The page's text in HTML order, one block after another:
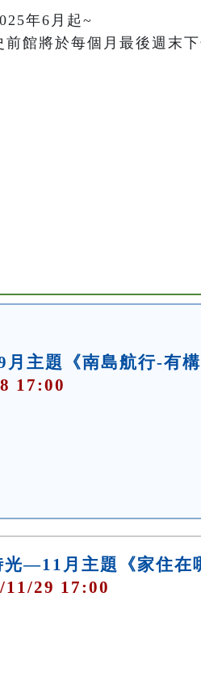
年6月起~
前館將於每個月最後週末
主題《南島航行-有構
17:00
光—11月主題《家住在
29 17:00